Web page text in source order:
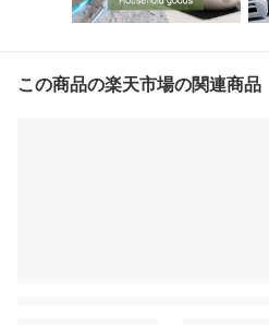
この商品の楽天市場の関連商品